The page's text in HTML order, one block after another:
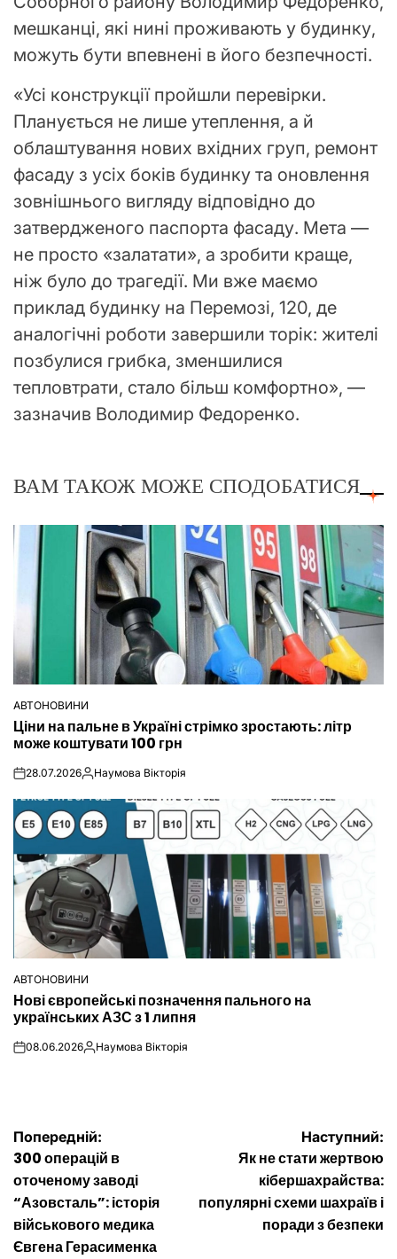
мешканці, які нині проживають у будинку,
можуть бути впевнені в його безпечності.
«Усі конструкції пройшли перевірки.
Планується не лише утеплення, а й
облаштування нових вхідних груп, ремонт
фасаду з усіх боків будинку та оновлення
зовнішнього вигляду відповідно до
затвердженого паспорта фасаду. Мета —
не просто «залатати», а зробити краще,
ніж було до трагедії. Ми вже маємо
приклад будинку на Перемозі, 120, де
аналогічні роботи завершили торік: жителі
позбулися грибка, зменшилися
тепловтрати, стало більш комфортно», —
зазначив Володимир Федоренко.
ВАМ ТАКОЖ МОЖЕ СПОДОБАТИСЯ
ОПУБЛІКУВАТИ
У
АВТОНОВИНИ
Ціни на пальне в Україні стрімко зростають: літр
може коштувати 100 грн
on28.07.2026Опубліковано
Наумова Вікторія
ОПУБЛІКУВАТИ
У
АВТОНОВИНИ
Нові європейські позначення пального на
українських АЗС з 1 липня
on08.06.2026Опубліковано
Наумова Вікторія
Навігація
записів
Попередній:
300 операцій в
оточеному заводі
“Азовсталь”: історія
військового медика
Євгена Герасименка
Наступний:
Як не стати жертвою
кібершахрайства:
популярні схеми шахраїв і
поради з безпеки